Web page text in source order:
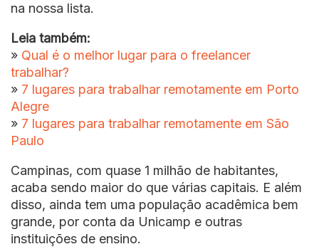
na nossa lista.
Leia também:
» Qual é o melhor lugar para o freelancer
trabalhar?
» 7 lugares para trabalhar remotamente em Porto
Alegre
» 7 lugares para trabalhar remotamente em São
Paulo
Campinas, com quase 1 milhão de habitantes,
acaba sendo maior do que várias capitais. E além
disso, ainda tem uma população acadêmica bem
grande, por conta da Unicamp e outras
instituições de ensino.